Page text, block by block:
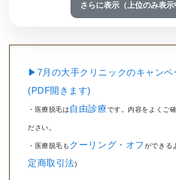
さらに表示（上位のみ表示
▶7月の大手クリニックのキャンペ
(PDF開きます)
・医療脱毛は 自由診療です。内容をよくご
ださい。
・医療脱毛も クーリング・オフ ができる
定商取引法)